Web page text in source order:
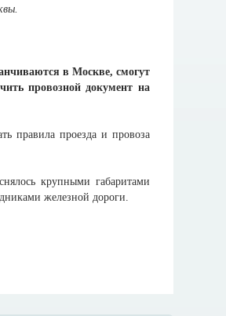
в Москве, смогут
провозной документ на
правила проезда и провоза
крупными габаритами
железной дороги.